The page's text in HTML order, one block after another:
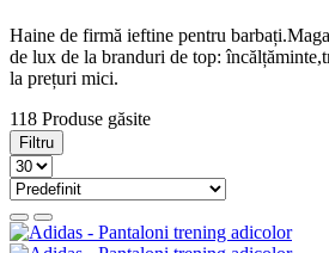
Haine de firmă ieftine pentru
de lux de la branduri de top:
la prețuri mici.
118 Produse găsite
Filtru